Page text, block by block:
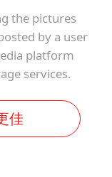
the pictures
by a user
platform
services.
佳